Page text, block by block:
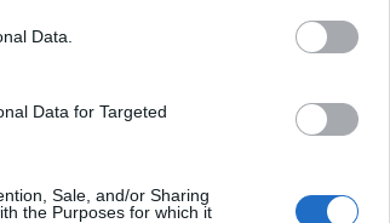
Data.
Data for Targeted
Sale, and/or Sharing
the Purposes for which it